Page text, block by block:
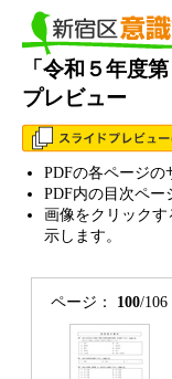
「令和５年度
プレビュー
PDFの各ページの
PDF内の目次ペ
画像をクリック
示します。
ページ： 100/106